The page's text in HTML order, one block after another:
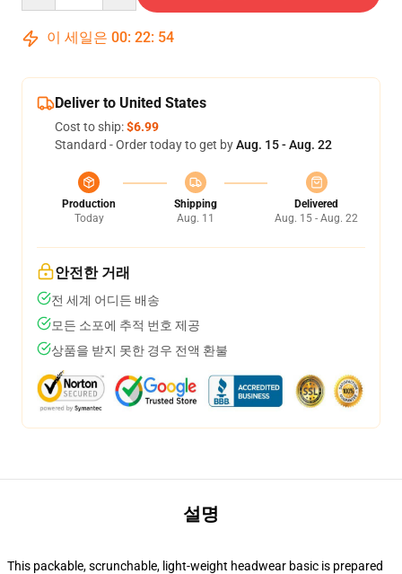
이 세일은 00: 22: 54
Deliver to United States
Cost to ship:$6.99
Standard - Order today to get byAug. 15 - Aug. 22
Production
Today
Shipping
Aug. 11
Delivered
Aug. 15 - Aug. 22
안전한 거래
전 세계 어디든 배송
모든 소포에 추적 번호 제공
상품을 받지 못한 경우 전액 환불
설명
This packable, scrunchable, light-weight headwear basic is prepared